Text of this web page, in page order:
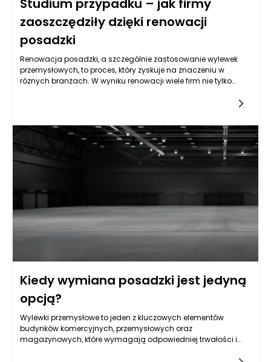
Studium przypadku – jak firmy
zaoszczędziły dzięki renowacji
posadzki
Renowacja posadzki, a szczególnie zastosowanie wylewek
przemysłowych, to proces, który zyskuje na znaczeniu w
różnych branżach. W wyniku renowacji wiele firm nie tylko
posadzek, które zaczynają wpływać na efektywność pracy,
bezpieczeństwo pracowników oraz całokształt
funkcjonowania zakładów. Możliwość zaoszczędzenia
poprzez inwestycję w nowoczesne wylewki przemysłowe może
przyczynić się do znacznej poprawy jakości oraz obniżenia
Kiedy wymiana posadzki jest jedyną
opcją?
Wylewki przemysłowe to jeden z kluczowych elementów
budynków komercyjnych, przemysłowych oraz
magazynowych, które wymagają odpowiedniej trwałości i